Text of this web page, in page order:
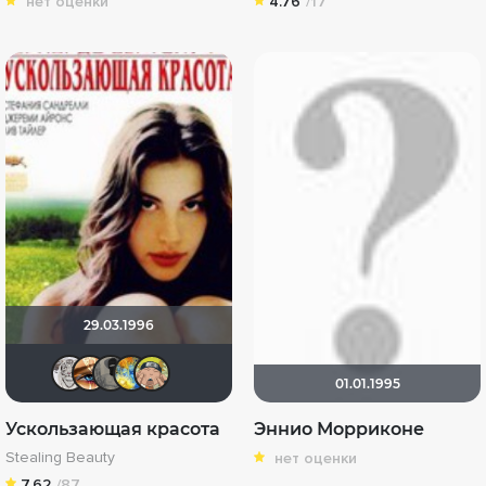
29.03.1996
КосмизмНаташа Фил
Великий Кукурузо
SKY4HOLO
Самурай Ы
Ускользающая красота
Stealing Beauty
01.01.1995
Эннио Морриконе
нет оценки